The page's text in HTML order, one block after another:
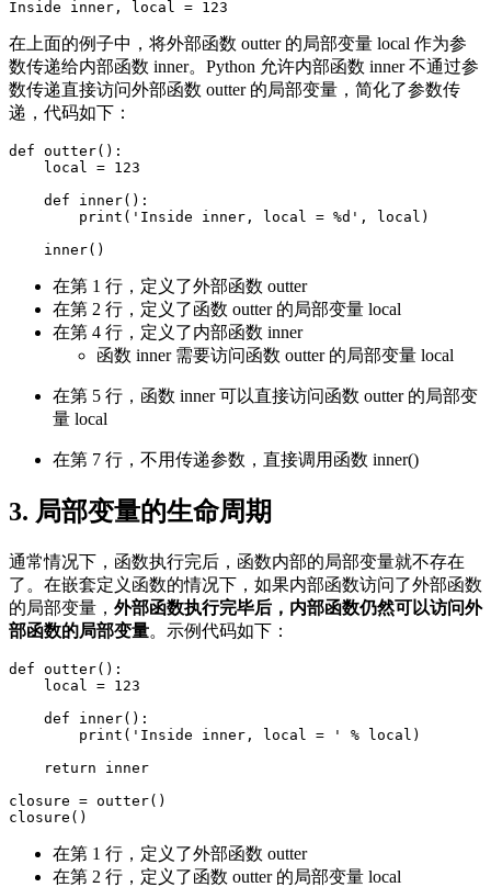
在上面的例子中，将外部函数 outter 的局部变量 local 作为参
数传递给内部函数 inner。Python 允许内部函数 inner 不通过参
数传递直接访问外部函数 outter 的局部变量，简化了参数传
递，代码如下：
def outter():
    local = 123
    def inner():
        print('Inside inner, local = %d', local)
在第 1 行，定义了外部函数 outter
在第 2 行，定义了函数 outter 的局部变量 local
在第 4 行，定义了内部函数 inner
函数 inner 需要访问函数 outter 的局部变量 local
在第 5 行，函数 inner 可以直接访问函数 outter 的局部变
量 local
在第 7 行，不用传递参数，直接调用函数 inner()
3. 局部变量的生命周期
通常情况下，函数执行完后，函数内部的局部变量就不存在
了。在嵌套定义函数的情况下，如果内部函数访问了外部函数
的局部变量， 外部函数执行完毕后，内部函数仍然可以访问外
部函数的局部变量。示例代码如下：
def outter():
    local = 123
    def inner():
        print('Inside inner, local = ' % local)
    return inner
closure = outter()
在第 1 行，定义了外部函数 outter
在第 2 行，定义了函数 outter 的局部变量 local